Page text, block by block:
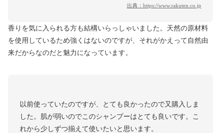
出典： https://www.rakuten.co.jp
香りを気に入られる方も結構いらっしゃいました。天然の原材料
を使用しているため強くはないのですが、それがかえって自然由
来だからなのだと魅力になっています。
以前使っていたのですが、とても良かったので又購入しま
した。肌が弱いのでこのシャンプーはとても良いです。こ
れから少しずつ揃えて使いたいと思います。